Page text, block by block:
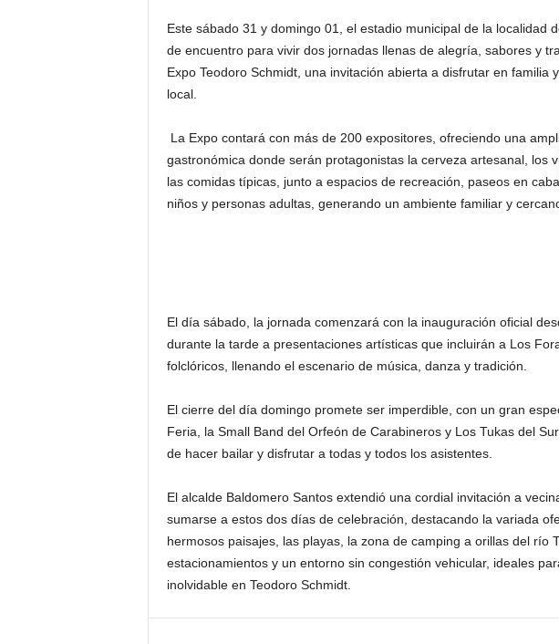
Este sábado 31 y domingo 01, el estadio municipal de la localidad
de encuentro para vivir dos jornadas llenas de alegría, sabores y
Expo Teodoro Schmidt, una invitación abierta a disfrutar en familia
local.
La Expo contará con más de 200 expositores, ofreciendo una
gastronómica donde serán protagonistas la cerveza artesanal, los
las comidas típicas, junto a espacios de recreación, paseos en
niños y personas adultas, generando un ambiente familiar y
El día sábado, la jornada comenzará con la inauguración oficial
durante la tarde a presentaciones artísticas que incluirán a Los
folclóricos, llenando el escenario de música, danza y tradición.
El cierre del día domingo promete ser imperdible, con un gran
Feria, la Small Band del Orfeón de Carabineros y Los Tukas del
de hacer bailar y disfrutar a todas y todos los asistentes.
El alcalde Baldomero Santos extendió una cordial invitación a
sumarse a estos dos días de celebración, destacando la variada
hermosos paisajes, las playas, la zona de camping a orillas del río
estacionamientos y un entorno sin congestión vehicular, ideales
inolvidable en Teodoro Schmidt.